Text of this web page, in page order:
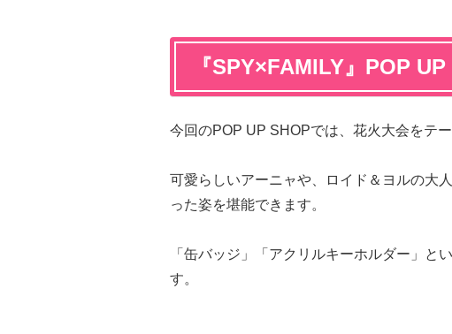
『SPY×FAMILY』POP
今回のPOP UP SHOPでは、花火大会をテ
可愛らしいアーニャや、ロイド＆ヨルの大
った姿を堪能できます。
「缶バッジ」「アクリルキーホルダー」と
す。